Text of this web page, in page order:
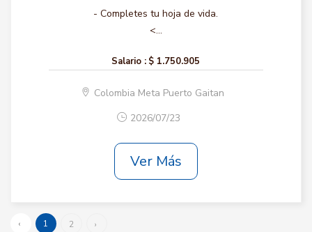
- Completes tu hoja de vida.
<...
Salario : $ 1.750.905
Colombia Meta Puerto Gaitan
2026/07/23
Ver Más
‹ 1 2 ›